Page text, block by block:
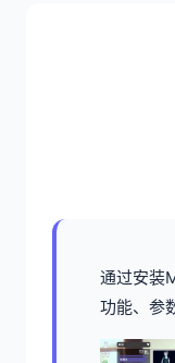
通过安装
功能、参